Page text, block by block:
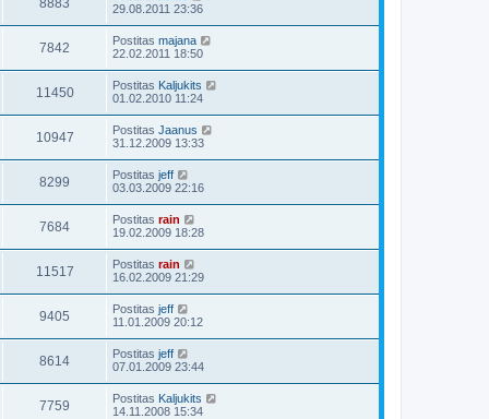
29.08.2011 23:36
7842 Postitas majana
22.02.2011 18:50
11450 Postitas Kaljukits
01.02.2010 11:24
10947 Postitas Jaanus
31.12.2009 13:33
8299 Postitas jeff
03.03.2009 22:16
7684 Postitas rain
19.02.2009 18:28
11517 Postitas rain
16.02.2009 21:29
9405 Postitas jeff
11.01.2009 20:12
8614 Postitas jeff
07.01.2009 23:44
7759 Postitas Kaljukits
14.11.2008 15:34